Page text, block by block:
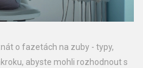
o fazetách na zuby - typy,
abyste mohli rozhodnout s